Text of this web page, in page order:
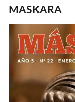
MASKARA